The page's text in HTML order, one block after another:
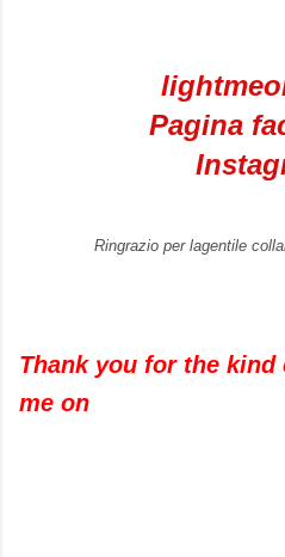
Pagina
Ringrazio per lagentile
Thank you for the
me on